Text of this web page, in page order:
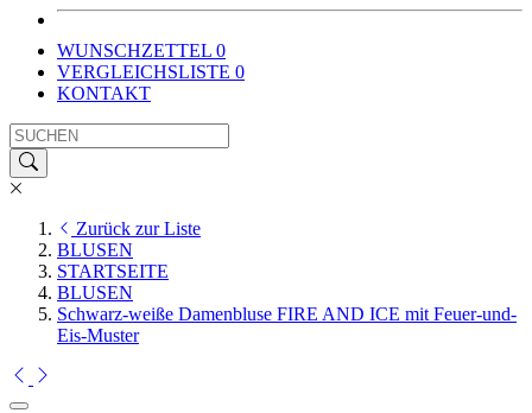
WUNSCHZETTEL 0
VERGLEICHSLISTE 0
KONTAKT
Zurück zur Liste
BLUSEN
STARTSEITE
BLUSEN
Schwarz-weiße Damenbluse FIRE AND ICE mit Feuer-und-
Eis-Muster